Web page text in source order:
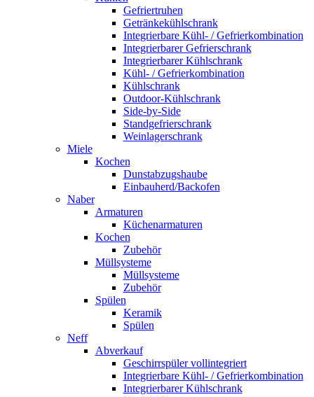
Gefriertruhen
Getränkekühlschrank
Integrierbare Kühl- / Gefrierkombination
Integrierbarer Gefrierschrank
Integrierbarer Kühlschrank
Kühl- / Gefrierkombination
Kühlschrank
Outdoor-Kühlschrank
Side-by-Side
Standgefrierschrank
Weinlagerschrank
Miele
Kochen
Dunstabzugshaube
Einbauherd/Backofen
Naber
Armaturen
Küchenarmaturen
Kochen
Zubehör
Müllsysteme
Müllsysteme
Zubehör
Spülen
Keramik
Spülen
Neff
Abverkauf
Geschirrspüler vollintegriert
Integrierbare Kühl- / Gefrierkombination
Integrierbarer Kühlschrank